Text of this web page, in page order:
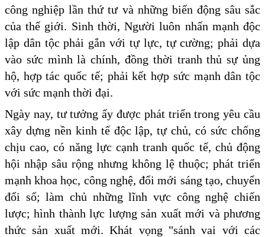
công nghiệp lần thứ tư và những biến động sâu sắc
của thế giới. Sinh thời, Người luôn nhấn mạnh độc
lập dân tộc phải gắn với tự lực, tự cường; phải dựa
vào sức mình là chính, đồng thời tranh thủ sự ủng
hộ, hợp tác quốc tế; phải kết hợp sức mạnh dân tộc
với sức mạnh thời đại.
Ngày nay, tư tưởng ấy được phát triển trong yêu cầu
xây dựng nền kinh tế độc lập, tự chủ, có sức chống
chịu cao, có năng lực cạnh tranh quốc tế, chủ động
hội nhập sâu rộng nhưng không lệ thuộc; phát triển
mạnh khoa học, công nghệ, đổi mới sáng tạo, chuyển
đổi số; làm chủ những lĩnh vực công nghệ chiến
lược; hình thành lực lượng sản xuất mới và phương
thức sản xuất mới. Khát vọng "sánh vai với các